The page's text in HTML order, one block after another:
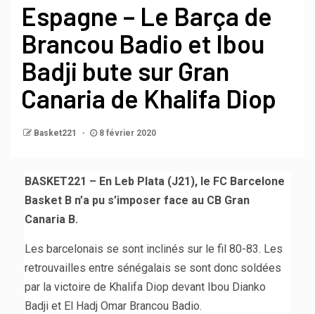
Espagne – Le Barça de
Brancou Badio et Ibou
Badji bute sur Gran
Canaria de Khalifa Diop
Basket221 8 février 2020
BASKET221 – En Leb Plata (J21), le FC Barcelone
Basket B n’a pu s’imposer face au CB Gran
Canaria B.
Les barcelonais se sont inclinés sur le fil 80-83. Les
retrouvailles entre sénégalais se sont donc soldées
par la victoire de Khalifa Diop devant Ibou Dianko
Badji et El Hadj Omar Brancou Badio.